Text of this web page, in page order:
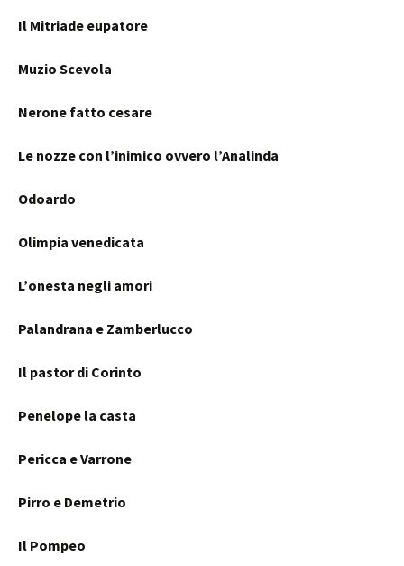
Il Mitriade eupatore
Muzio Scevola
Nerone fatto cesare
Le nozze con l’inimico ovvero l’Analinda
Odoardo
Olimpia venedicata
L’onesta negli amori
Palandrana e Zamberlucco
Il pastor di Corinto
Penelope la casta
Pericca e Varrone
Pirro e Demetrio
Il Pompeo